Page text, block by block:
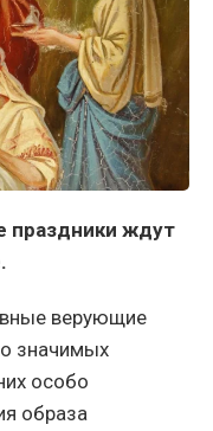
праздники ждут
верующие
значимых
особо
образа